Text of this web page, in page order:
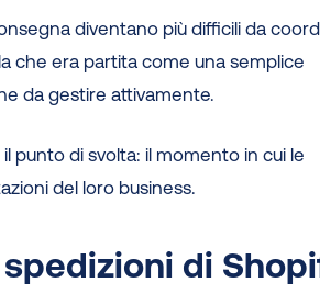
diventano più difficili da
che era partita come una semplice
da gestire attivamente.
punto di svolta: il momento in cui le
del loro business.
di